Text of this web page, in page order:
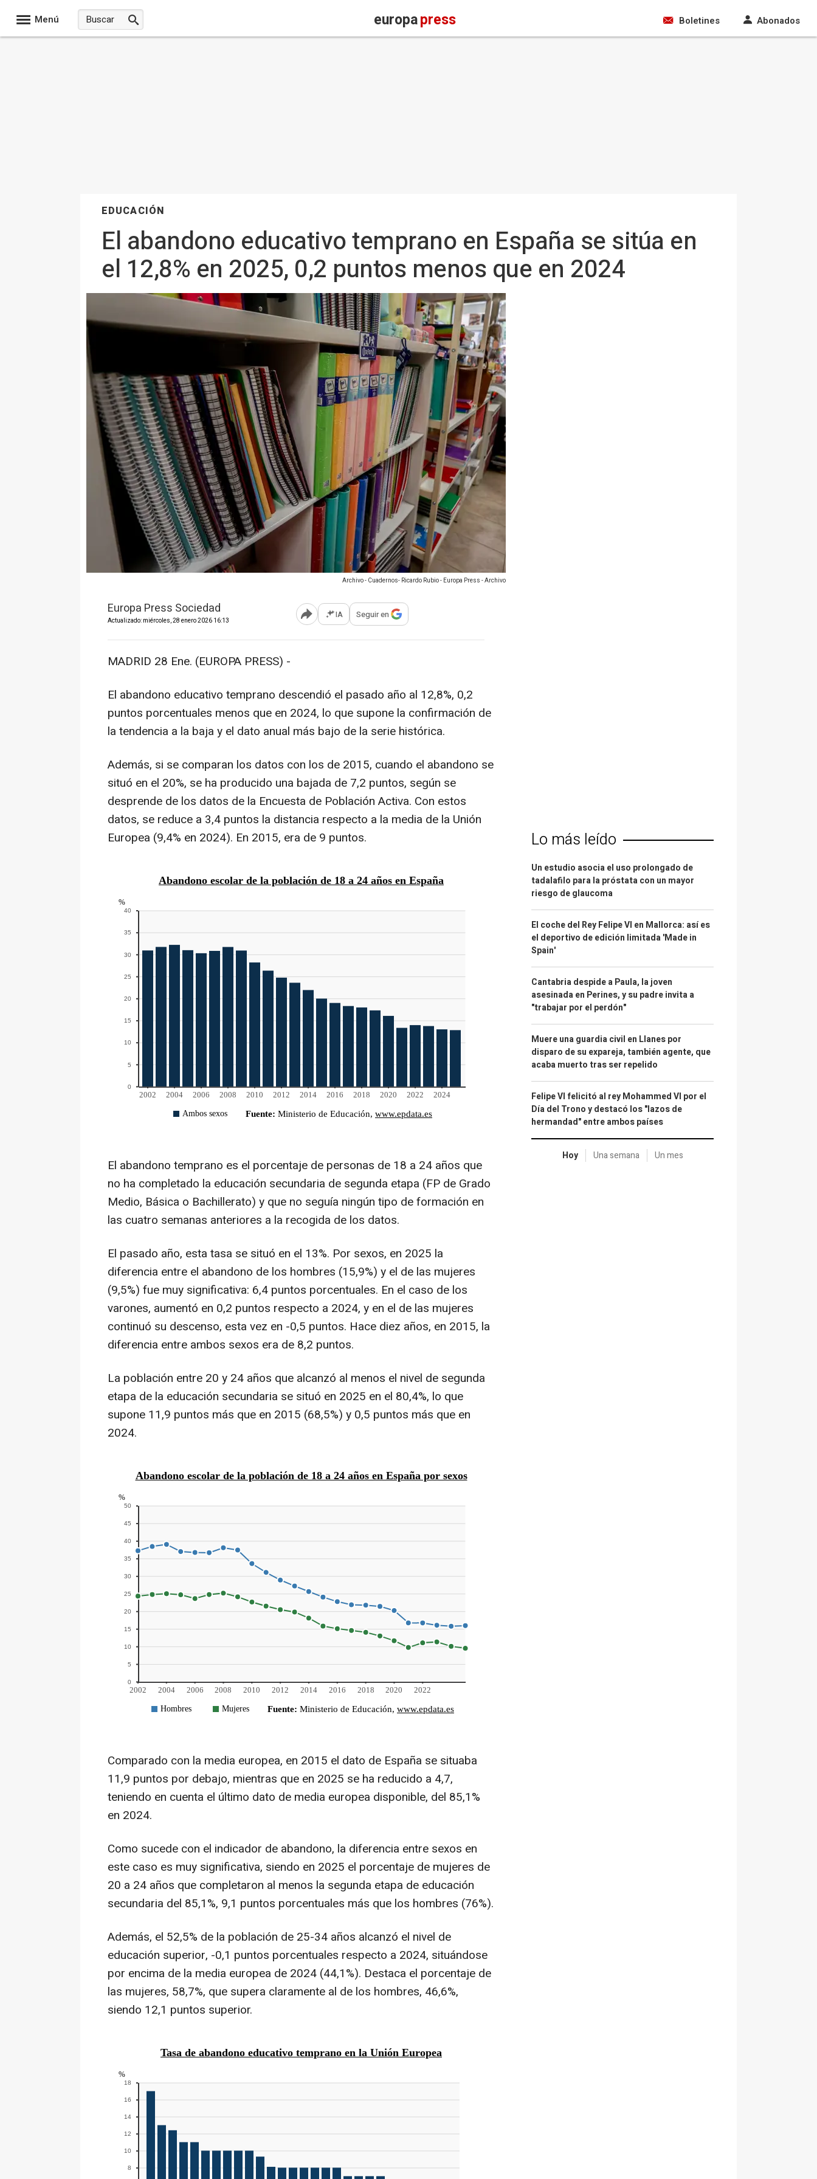
Menú europapress Boletines Abonados
EDUCACIÓN
El abandono educativo temprano en España se sitúa en
el 12,8% en 2025, 0,2 puntos menos que en 2024
Archivo - Cuadernos- Ricardo Rubio - Europa Press - Archivo
Europa Press Sociedad
Actualizado: miércoles, 28 enero 2026 16:13 Abrir opciones para compartir
IA Seguir en
MADRID 28 Ene. (EUROPA PRESS) -
El abandono educativo temprano descendió el pasado año al 12,8%, 0,2
puntos porcentuales menos que en 2024, lo que supone la confirmación de
la tendencia a la baja y el dato anual más bajo de la serie histórica.
Además, si se comparan los datos con los de 2015, cuando el abandono se
situó en el 20%, se ha producido una bajada de 7,2 puntos, según se
desprende de los datos de la Encuesta de Población Activa. Con estos
datos, se reduce a 3,4 puntos la distancia respecto a la media de la Unión
Europea (9,4% en 2024). En 2015, era de 9 puntos.
El abandono temprano es el porcentaje de personas de 18 a 24 años que
no ha completado la educación secundaria de segunda etapa (FP de Grado
Medio, Básica o Bachillerato) y que no seguía ningún tipo de formación en
las cuatro semanas anteriores a la recogida de los datos.
El pasado año, esta tasa se situó en el 13%. Por sexos, en 2025 la
diferencia entre el abandono de los hombres (15,9%) y el de las mujeres
(9,5%) fue muy significativa: 6,4 puntos porcentuales. En el caso de los
varones, aumentó en 0,2 puntos respecto a 2024, y en el de las mujeres
continuó su descenso, esta vez en -0,5 puntos. Hace diez años, en 2015, la
diferencia entre ambos sexos era de 8,2 puntos.
La población entre 20 y 24 años que alcanzó al menos el nivel de segunda
etapa de la educación secundaria se situó en 2025 en el 80,4%, lo que
supone 11,9 puntos más que en 2015 (68,5%) y 0,5 puntos más que en
2024.
Comparado con la media europea, en 2015 el dato de España se situaba
11,9 puntos por debajo, mientras que en 2025 se ha reducido a 4,7,
teniendo en cuenta el último dato de media europea disponible, del 85,1%
en 2024.
Como sucede con el indicador de abandono, la diferencia entre sexos en
este caso es muy significativa, siendo en 2025 el porcentaje de mujeres de
20 a 24 años que completaron al menos la segunda etapa de educación
secundaria del 85,1%, 9,1 puntos porcentuales más que los hombres (76%).
Además, el 52,5% de la población de 25-34 años alcanzó el nivel de
educación superior, -0,1 puntos porcentuales respecto a 2024, situándose
por encima de la media europea de 2024 (44,1%). Destaca el porcentaje de
las mujeres, 58,7%, que supera claramente al de los hombres, 46,6%,
siendo 12,1 puntos superior.
Lo más leído
Un estudio asocia el uso prolongado de
tadalafilo para la próstata con un mayor
riesgo de glaucoma
El coche del Rey Felipe VI en Mallorca: así es
el deportivo de edición limitada 'Made in
Spain'
Cantabria despide a Paula, la joven
asesinada en Perines, y su padre invita a
"trabajar por el perdón"
Muere una guardia civil en Llanes por
disparo de su expareja, también agente, que
acaba muerto tras ser repelido
Felipe VI felicitó al rey Mohammed VI por el
Día del Trono y destacó los "lazos de
hermandad" entre ambos países
Hoy Una semana Un mes